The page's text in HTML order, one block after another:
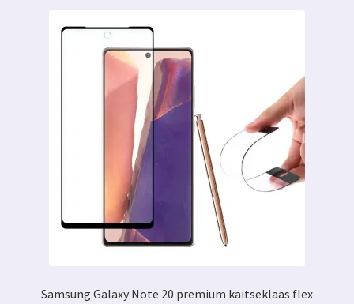
Samsung Galaxy Note 20 premium kaitseklaas flex